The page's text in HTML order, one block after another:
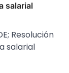
salarial
Resolución
salarial